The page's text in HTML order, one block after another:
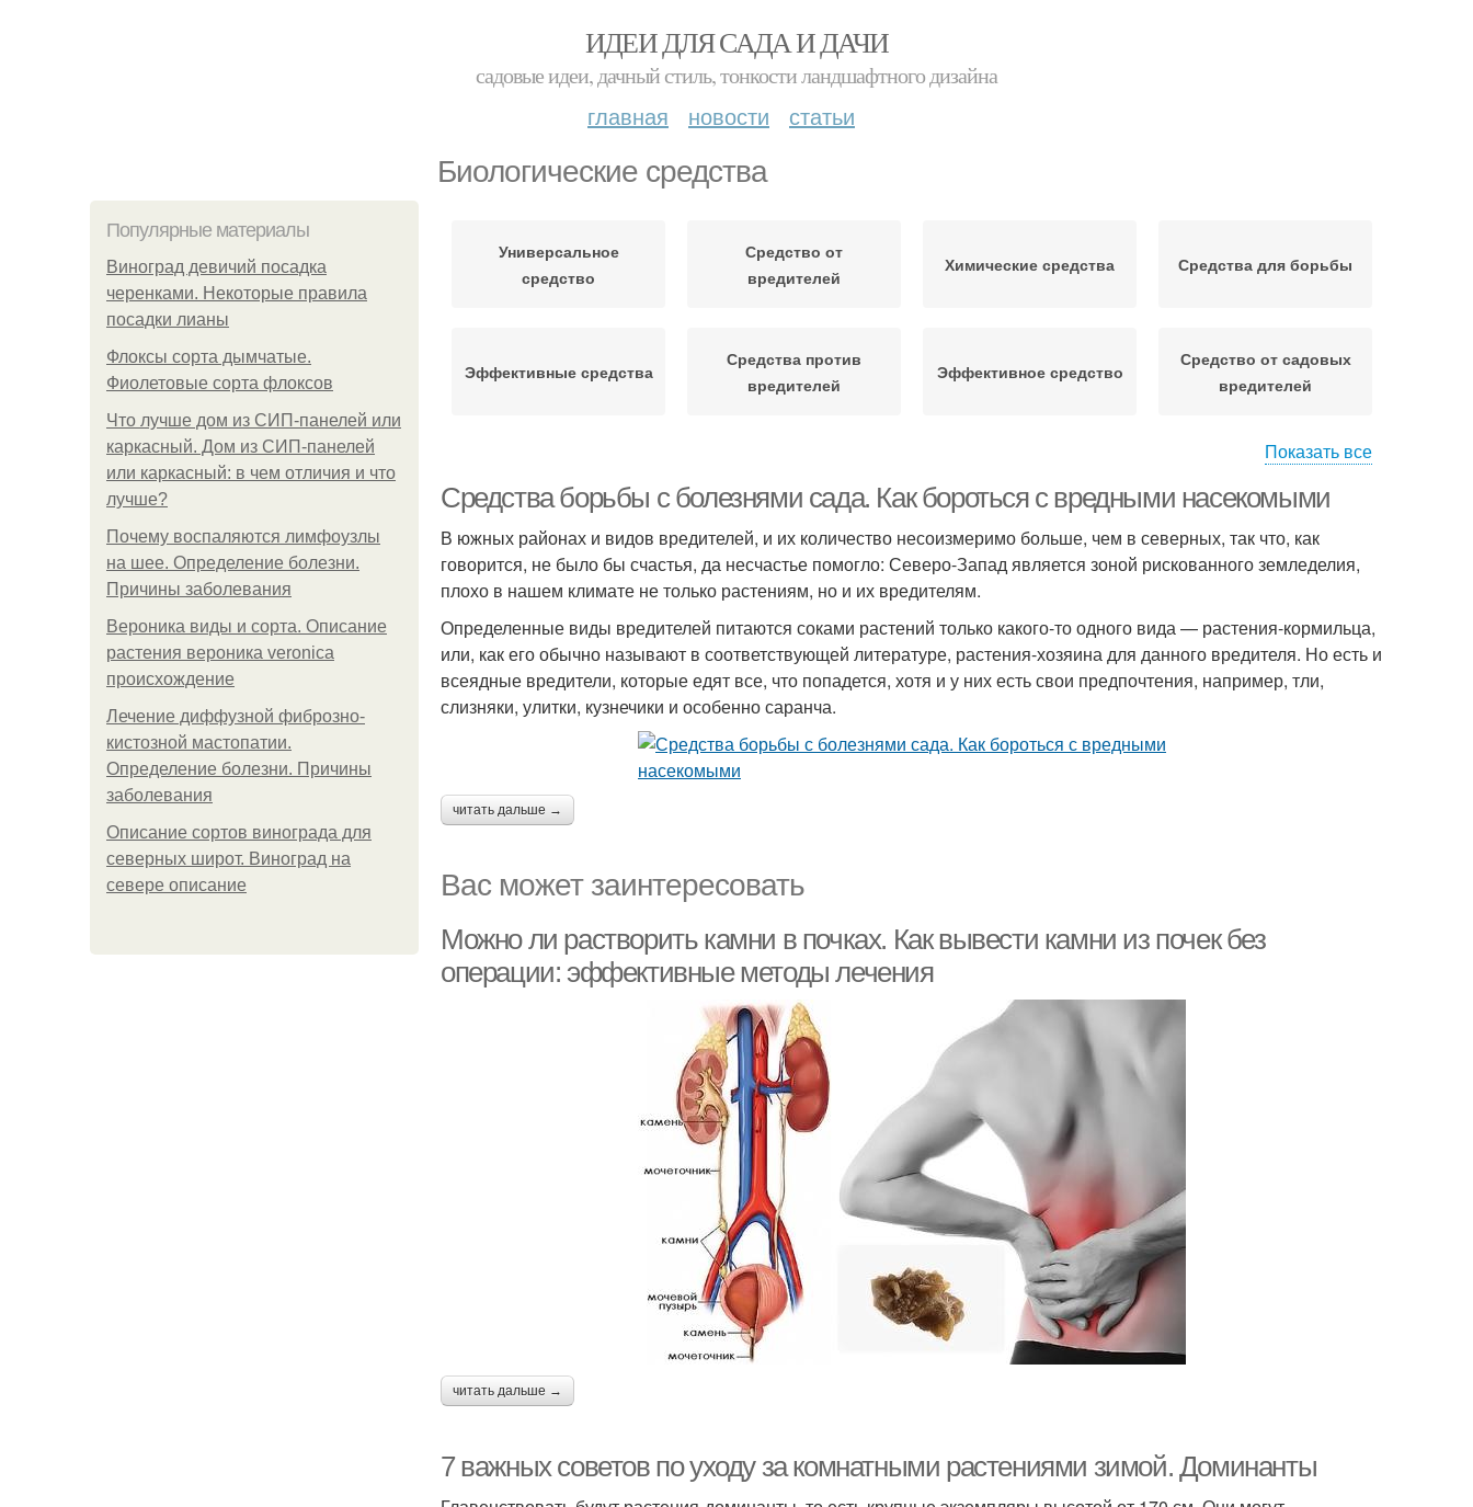
ИДЕИ ДЛЯ САДА И ДАЧИ
садовые идеи, дачный стиль, тонкости ландшафтного дизайна
главная новости статьи
Биологические средства
Популярные материалы
Виноград девичий посадка
черенками. Некоторые правила
посадки лианы
Флоксы сорта дымчатые.
Фиолетовые сорта флоксов
Что лучше дом из СИП-панелей или
каркасный. Дом из СИП-панелей
или каркасный: в чем отличия и что
лучше?
Почему воспаляются лимфоузлы
на шее. Определение болезни.
Причины заболевания
Вероника виды и сорта. Описание
растения вероника veronica
происхождение
Лечение диффузной фиброзно-
кистозной мастопатии.
Определение болезни. Причины
заболевания
Описание сортов винограда для
северных широт. Виноград на
севере описание
Универсальное
средство
Средство от
вредителей
Химические средства Средства для борьбы
Эффективные средства
Средства против
вредителей
Эффективное средство
Средство от садовых
вредителей
Показать все
Средства борьбы с болезнями сада. Как бороться с вредными насекомыми
В южных районах и видов вредителей, и их количество несоизмеримо больше, чем в северных, так что, как
говорится, не было бы счастья, да несчастье помогло: Северо-Запад является зоной рискованного земледелия,
плохо в нашем климате не только растениям, но и их вредителям.
Определенные виды вредителей питаются соками растений только какого-то одного вида — растения-кормильца,
или, как его обычно называют в соответствующей литературе, растения-хозяина для данного вредителя. Но есть и
всеядные вредители, которые едят все, что попадется, хотя и у них есть свои предпочтения, например, тли,
слизняки, улитки, кузнечики и особенно саранча.
читать дальше →
Вас может заинтересовать
Можно ли растворить камни в почках. Как вывести камни из почек без
операции: эффективные методы лечения
читать дальше →
7 важных советов по уходу за комнатными растениями зимой. Доминанты